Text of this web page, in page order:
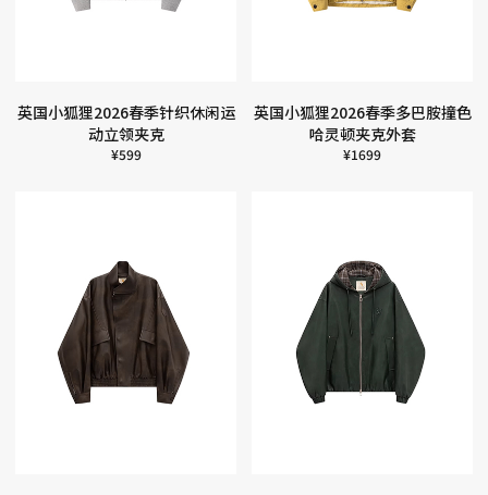
英国小狐狸2026春季针织休闲运
动立领夹克
¥599
英国小狐狸2026春季多巴胺撞色
哈灵顿夹克外套
¥1699